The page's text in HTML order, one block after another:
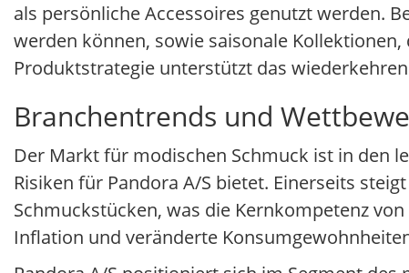
als persönliche Accessoires genutzt werden.
werden können, sowie saisonale
Produktstrategie unterstützt das
Branchentrends und
Der Markt für modischen Schmuck ist in den
Risiken für Pandora A/S bietet. Einerseits
Schmuckstücken, was die Kernkompetenz
Inflation und veränderte